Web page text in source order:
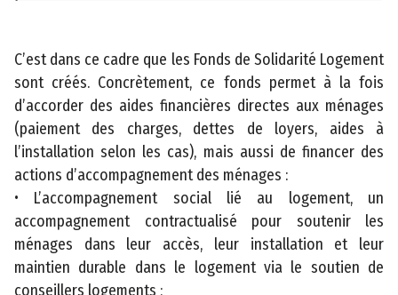
C’est dans ce cadre que les Fonds de Solidarité Logement
sont créés. Concrètement, ce fonds permet à la fois
d’accorder des aides financières directes aux ménages
(paiement des charges, dettes de loyers, aides à
l’installation selon les cas), mais aussi de financer des
actions d’accompagnement des ménages :
• L’accompagnement social lié au logement, un
accompagnement contractualisé pour soutenir les
ménages dans leur accès, leur installation et leur
maintien durable dans le logement via le soutien de
conseillers logements ;